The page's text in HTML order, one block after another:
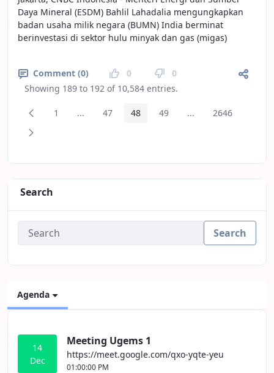
Daya Mineral (ESDM) Bahlil Lahadalia mengungkapkan
badan usaha milik negara (BUMN) India berminat
berinvestasi di sektor hulu minyak dan gas (migas)
Comment (0) 0
0
Showing 189 to 192 of 10,584 entries.
Previous Page
Page
1 ...Intermediate Pages
Page
47 Page
48 Page
49 ...Intermediate Pages
Page
2646
Next Page
Search
Search
Agenda
14
Dec
Meeting Ugems 1
https://meet.google.com/qxo-yqte-yeu
01:00:00 PM